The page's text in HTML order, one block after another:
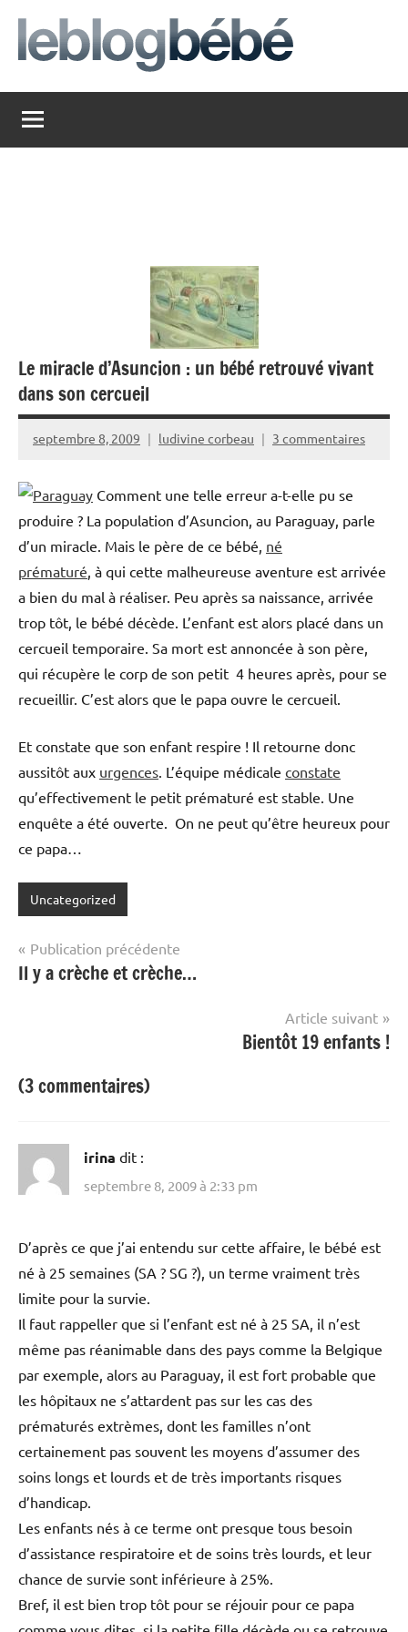
contenu
leblogbebe
The
Social
Le miracle d’Asuncion : un bébé retrouvé vivant
dans son cercueil
septembre 8, 2009 ludivine corbeau 3 commentaires
Comment une telle erreur a-t-elle pu se
produire ? La population d’Asuncion, au Paraguay, parle
d’un miracle. Mais le père de ce bébé, né
prématuré , à qui cette malheureuse aventure est arrivée
a bien du mal à réaliser. Peu après sa naissance, arrivée
trop tôt, le bébé décède. L’enfant est alors placé dans un
cercueil temporaire. Sa mort est annoncée à son père,
qui récupère le corp de son petit 4 heures après, pour se
recueillir. C’est alors que le papa ouvre le cercueil.
Et constate que son enfant respire ! Il retourne donc
aussitôt aux urgences . L’équipe médicale constate
qu’effectivement le petit prématuré est stable. Une
enquête a été ouverte. On ne peut qu’être heureux pour
ce papa…
Uncategorized
Navigation
de
Publication précédente
Il y a crèche et crèche…
Article suivant
Bientôt 19 enfants !
(3 commentaires)
irina dit :
septembre 8, 2009 à 2:33 pm
D’après ce que j’ai entendu sur cette affaire, le bébé est
né à 25 semaines (SA ? SG ?), un terme vraiment très
limite pour la survie.
Il faut rappeller que si l’enfant est né à 25 SA, il n’est
même pas réanimable dans des pays comme la Belgique
par exemple, alors au Paraguay, il est fort probable que
les hôpitaux ne s’attardent pas sur les cas des
prématurés extrèmes, dont les familles n’ont
certainement pas souvent les moyens d’assumer des
soins longs et lourds et de très importants risques
d’handicap.
Les enfants nés à ce terme ont presque tous besoin
d’assistance respiratoire et de soins très lourds, et leur
chance de survie sont inférieure à 25%.
Bref, il est bien trop tôt pour se réjouir pour ce papa